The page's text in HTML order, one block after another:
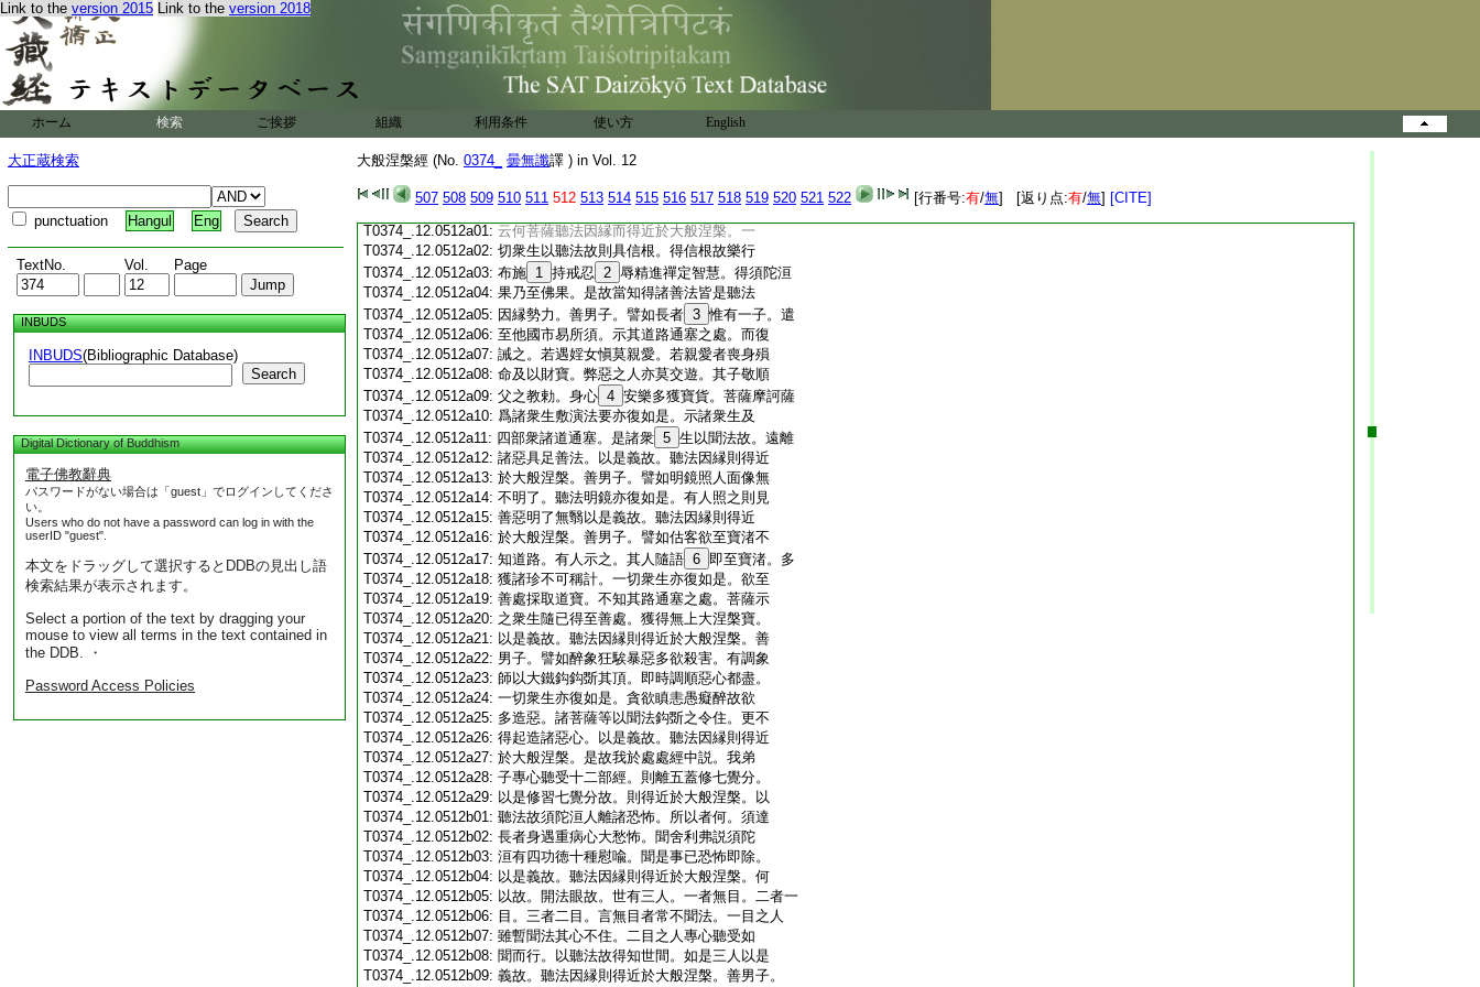
Link to the version 2015 Link to the version 2018
ホーム 検索 ご挨拶 組織 利用条件 使い方 English
大正蔵検索
punctuation Hangul Eng
TextNo. Vol. Page
INBUDS
INBUDS(Bibliographic Database)
Search
Digital Dictionary of Buddhism
電子佛教辭典
パスワードがない場合は「guest」でログインしてくださ
い。
Users who do not have a password can log in with the
userID "guest".
本文をドラッグして選択するとDDBの見出し語
検索結果が表示されます。
Select a portion of the text by dragging your
mouse to view all terms in the text contained in
the DDB. ・
Password Access Policies
大般涅槃經 (No. 0374_ 曇無讖譯 ) in Vol. 12
507 508 509 510 511 512 513 514 515 516 517 518 519 520 521 522 [行番号:有/無] [返り点:有/無] [CITE]
T0374_.12.0511c19:林百穀草木滋潤還生。一切衆生亦復如是。
T0374_.12.0511c20:所有善根將欲消滅。諸佛菩薩生大慈悲。從
T0374_.12.0511c21:智慧海降甘露雨。令諸衆生具足還得十善
T0374_.12.0511c22:之法。以是義故諸佛菩薩名善知識。善男子。
譬如良醫善八種術。見諸病人不觀 11
種姓端
T0374_.12.0511c24:正 12
好醜錢財寶貨悉爲治之。是故世稱爲大
T0374_.12.0511c25:良醫。諸佛菩薩亦復如是。見諸衆生有煩惱
T0374_.12.0511c26:
病不觀種姓端正＊好醜錢財寶貨。生慈愍心
T0374_.12.0511c27:悉爲説法。衆生聞已煩惱病除。以是義故諸
T0374_.12.0511c28: 佛菩薩名善知識。以是親近善友因縁。則得
T0374_.12.0512a01: 云何菩薩聽法因縁而得近於大般涅槃。一
T0374_.12.0512a02: 切衆生以聽法故則具信根。得信根故樂行
T0374_.12.0512a03: 布施 1 持戒忍 2 辱精進禪定智慧。得須陀洹
T0374_.12.0512a04: 果乃至佛果。是故當知得諸善法皆是聽法
T0374_.12.0512a05: 因縁勢力。善男子。譬如長者 3 惟有一子。遣
T0374_.12.0512a06: 至他國市易所須。示其道路通塞之處。而復
T0374_.12.0512a07: 誡之。若遇婬女愼莫親愛。若親愛者喪身殞
T0374_.12.0512a08: 命及以財寶。弊惡之人亦莫交遊。其子敬順
T0374_.12.0512a09: 父之教勅。身心 4 安樂多獲寶貨。菩薩摩訶薩
T0374_.12.0512a10: 爲諸衆生敷演法要亦復如是。示諸衆生及
T0374_.12.0512a11: 四部衆諸道通塞。是諸衆 5 生以聞法故。遠離
T0374_.12.0512a12: 諸惡具足善法。以是義故。聽法因縁則得近
T0374_.12.0512a13: 於大般涅槃。善男子。譬如明鏡照人面像無
T0374_.12.0512a14: 不明了。聽法明鏡亦復如是。有人照之則見
T0374_.12.0512a15: 善惡明了無翳以是義故。聽法因縁則得近
T0374_.12.0512a16: 於大般涅槃。善男子。譬如估客欲至寶渚不
T0374_.12.0512a17: 知道路。有人示之。其人隨語 6 即至寶渚。多
T0374_.12.0512a18: 獲諸珍不可稱計。一切衆生亦復如是。欲至
T0374_.12.0512a19: 善處採取道寶。不知其路通塞之處。菩薩示
T0374_.12.0512a20: 之衆生隨已得至善處。獲得無上大涅槃寶。
T0374_.12.0512a21: 以是義故。聽法因縁則得近於大般涅槃。善
T0374_.12.0512a22: 男子。譬如醉象狂騃暴惡多欲殺害。有調象
T0374_.12.0512a23: 師以大鐵鈎鈎斲其頂。即時調順惡心都盡。
T0374_.12.0512a24: 一切衆生亦復如是。貪欲瞋恚愚癡醉故欲
T0374_.12.0512a25: 多造惡。諸菩薩等以聞法鈎斲之令住。更不
T0374_.12.0512a26: 得起造諸惡心。以是義故。聽法因縁則得近
T0374_.12.0512a27: 於大般涅槃。是故我於處處經中説。我弟
T0374_.12.0512a28: 子專心聽受十二部經。則離五蓋修七覺分。
T0374_.12.0512a29: 以是修習七覺分故。則得近於大般涅槃。以
T0374_.12.0512b01: 聽法故須陀洹人離諸恐怖。所以者何。須達
T0374_.12.0512b02: 長者身遇重病心大愁怖。聞舍利弗説須陀
T0374_.12.0512b03: 洹有四功徳十種慰喩。聞是事已恐怖即除。
T0374_.12.0512b04: 以是義故。聽法因縁則得近於大般涅槃。何
T0374_.12.0512b05: 以故。開法眼故。世有三人。一者無目。二者一
T0374_.12.0512b06: 目。三者二目。言無目者常不聞法。一目之人
T0374_.12.0512b07: 雖暫聞法其心不住。二目之人專心聽受如
T0374_.12.0512b08: 聞而行。以聽法故得知世間。如是三人以是
T0374_.12.0512b09: 義故。聽法因縁則得近於大般涅槃。善男子。